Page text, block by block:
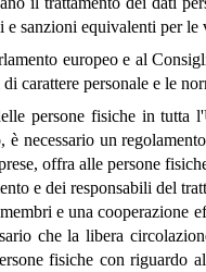
sanzioni equivalenti per
europeo e al
carattere personale e le
persone fisiche in tutta
necessario un
offra alle persone
e dei responsabili del
e una cooperazione
che la libera
fisiche con riguardo